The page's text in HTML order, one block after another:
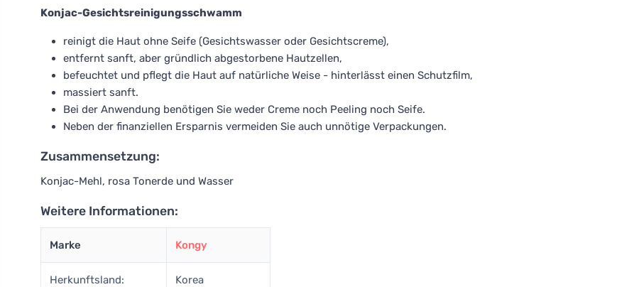
Konjac-Gesichtsreinigungsschwamm
reinigt die Haut ohne Seife (Gesichtswasser oder Gesichtscreme),
entfernt sanft, aber gründlich abgestorbene Hautzellen,
befeuchtet und pflegt die Haut auf natürliche Weise - hinterlässt einen Schutzfilm,
massiert sanft.
Bei der Anwendung benötigen Sie weder Creme noch Peeling noch Seife.
Neben der finanziellen Ersparnis vermeiden Sie auch unnötige Verpackungen.
Zusammensetzung:
Konjac-Mehl, rosa Tonerde und Wasser
Weitere Informationen:
Marke Kongy
Herkunftsland: Korea